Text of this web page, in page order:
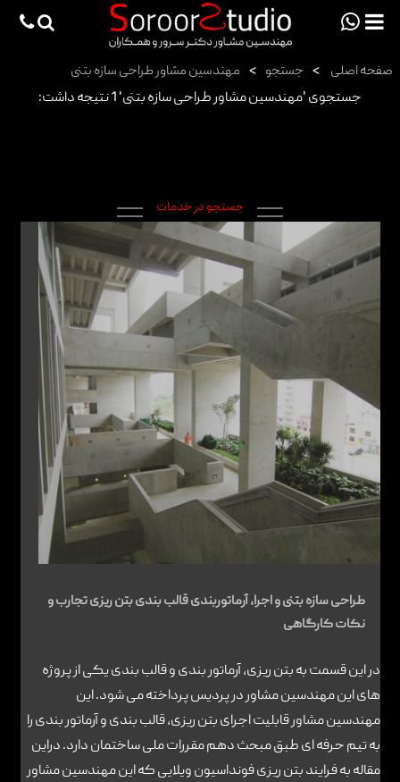
viewportchecker
×
ثبت سفارش طراحی آنلاین
طراحی
تماس با ما
صفحه اصلی > جستجو > مهندسین مشاور طراحی سازه بتنی
جستجوی 'مهندسین مشاور طراحی سازه بتنی' 1 نتیجه داشت:
جستجو در خدمات
طراحی سازه بتنی و اجرا، آرماتوربندی قالب بندی بتن ریزی تجارب و
نکات کارگاهی
در این قسمت به بتن ریزی، آرماتور بندی و قالب بندی یکی از پروژه
های این مهندسین مشاور در پردیس پرداخته می شود. این
مهندسین مشاور قابلیت اجرای بتن ریزی، قالب بندی و آرماتور بندی را
به تیم حرفه ای طبق مبحث دهم مقررات ملی ساختمان دارد. دراین
مقاله به فرایند بتن ریزی فونداسیون ویلایی که این مهندسین مشاور